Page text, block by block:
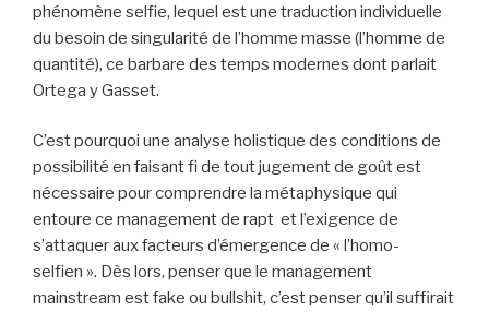
phénomène selfie, lequel est une traduction individuelle
du besoin de singularité de l’homme masse (l’homme de
quantité), ce barbare des temps modernes dont parlait
Ortega y Gasset.
C’est pourquoi une analyse holistique des conditions de
possibilité en faisant fi de tout jugement de goût est
nécessaire pour comprendre la métaphysique qui
entoure ce management de rapt et l’exigence de
s’attaquer aux facteurs d’émergence de « l’homo-
selfien ». Dès lors, penser que le management
mainstream est fake ou bullshit, c’est penser qu’il suffirait